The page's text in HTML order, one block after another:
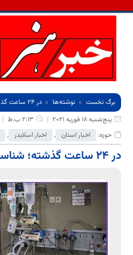
برگ نخست نوشته‌ها
در 24 ساعت گذشته؛ شناسایی 19 بیمار جدید کرونا در خراسان جنوبی
پنج‌شنبه 18 فوریه 2021
2:13 ب.ظ
حوزه:
اخبار استان , اخبار اسلایدر ,
در 24 ساعت گذشته؛ شناسایی 19 بیمار جدید کرونا در خراسان جنوبی